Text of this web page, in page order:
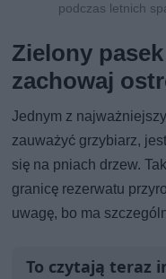
podczas letnich
Zielony
zachowaj
Jednym z
zauważyć grzybiarz,
się na pniach drzew.
granicę rezerwatu
uwagę, bo ma
To czytają teraz